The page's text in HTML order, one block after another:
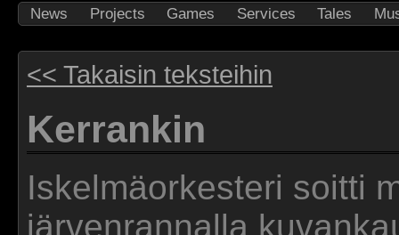
News Projects Games Services Tales
<< Takaisin teksteihin
Kerrankin
Iskelmäorkesteri soitti
järvenrannalla